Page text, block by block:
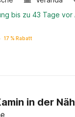
bis zu 43 Tage vor
17 % Rabatt
in der